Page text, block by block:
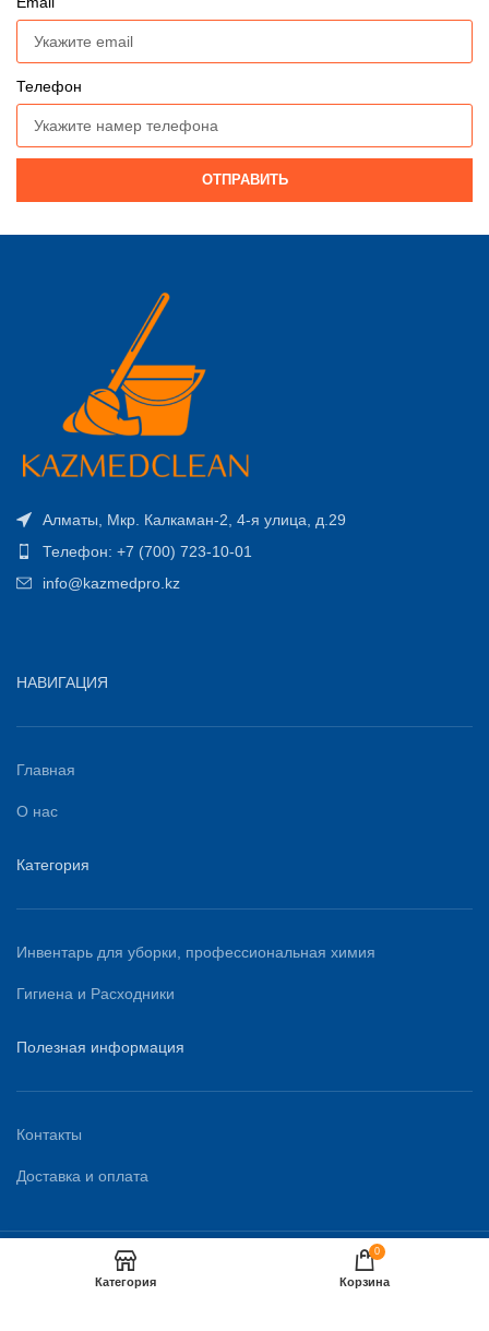
Телефон
ОТПРАВИТЬ
Алматы, Мкр. Калкаман-2, 4-я улица, д.29
Телефон: +7 (700) 723-10-01
info@kazmedpro.kz
НАВИГАЦИЯ
Главная
О нас
Категория
Инвентарь для уборки, профессиональная химия
Гигиена и Расходники
Полезная информация
Контакты
Доставка и оплата
Copyright "KAZMEDCLEAN" © 2023 | Разработка сайта
Категория
0
Корзина